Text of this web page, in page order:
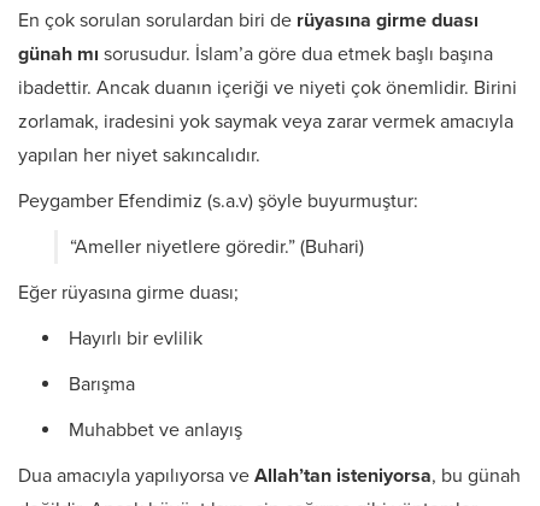
En çok sorulan sorulardan biri de rüyasına girme duası
günah mı sorusudur. İslam’a göre dua etmek başlı başına
ibadettir. Ancak duanın içeriği ve niyeti çok önemlidir. Birini
zorlamak, iradesini yok saymak veya zarar vermek amacıyla
yapılan her niyet sakıncalıdır.
Peygamber Efendimiz (s.a.v) şöyle buyurmuştur:
“Ameller niyetlere göredir.” (Buhari)
Eğer rüyasına girme duası;
Hayırlı bir evlilik
Barışma
Muhabbet ve anlayış
Dua amacıyla yapılıyorsa ve Allah’tan isteniyorsa, bu günah